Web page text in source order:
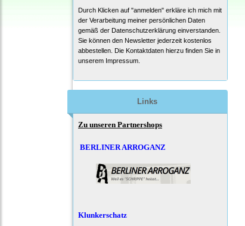
Durch Klicken auf "anmelden" erkläre ich mich mit
der Verarbeitung meiner persönlichen Daten
gemäß der Datenschutzerklärung einverstanden.
Sie können den Newsletter jederzeit kostenlos
abbestellen. Die Kontaktdaten hierzu finden Sie in
unserem Impressum.
Links
Zu unseren Partnershops
BERLINER ARROGANZ
Klunkerschatz